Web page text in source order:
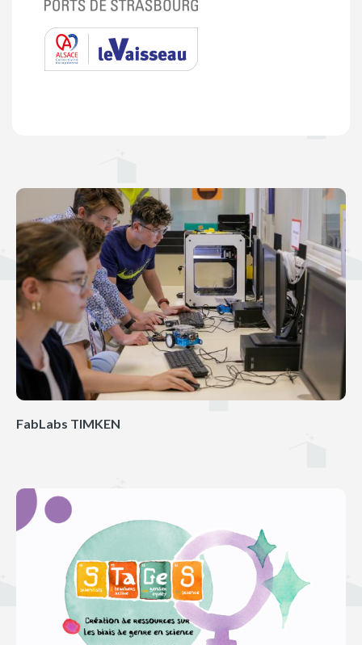
FabLabs TIMKEN